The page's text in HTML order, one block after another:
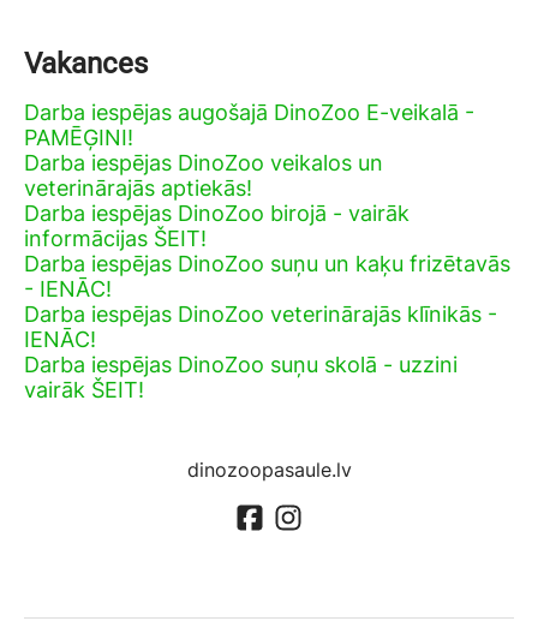
Vakances
Darba iespējas augošajā DinoZoo E-veikalā -
PAMĒĢINI!
Darba iespējas DinoZoo veikalos un
veterinārajās aptiekās!
Darba iespējas DinoZoo birojā - vairāk
informācijas ŠEIT!
Darba iespējas DinoZoo suņu un kaķu frizētavās
- IENĀC!
Darba iespējas DinoZoo veterinārajās klīnikās -
IENĀC!
Darba iespējas DinoZoo suņu skolā - uzzini
vairāk ŠEIT!
dinozoopasaule.lv